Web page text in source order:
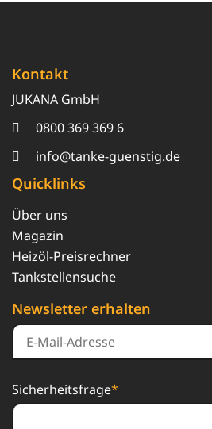
Kontakt
JUKANA GmbH
0800 369 369 6
info@tanke-guenstig.de
Quicklinks
Über uns
Magazin
Heizöl-Preisrechner
Tankstellensuche
Newsletter erhalten
Sicherheitsfrage*